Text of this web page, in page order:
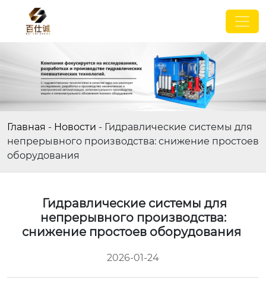
Главная - Новости - Гидравлические системы для
непрерывного производства: снижение простоев
оборудования
Гидравлические системы для
непрерывного производства:
снижение простоев оборудования
2026-01-24